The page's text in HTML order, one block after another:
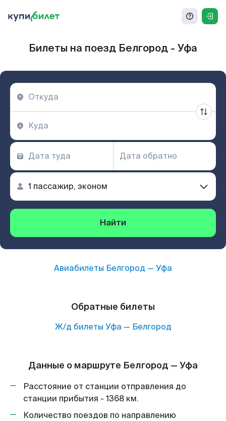
Билеты на поезд Белгород - Уфа
Найти
Авиабилеты Белгород — Уфа
Обратные билеты
Ж/д билеты Уфа — Белгород
Данные о маршруте Белгород — Уфа
Расстояние от станции отправления до
станции прибытия - 1368 км.
Количество поездов по направлению